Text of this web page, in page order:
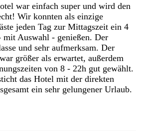
war einfach super und wird den
Wir konnten als einzige
jeden Tag zur Mittagszeit ein 4
mit Auswahl - genießen. Der
und sehr aufmerksam. Der
größer als erwartet, außerdem
von 8 - 22h gut gewählt.
das Hotel mit der direkten
ein sehr gelungener Urlaub.